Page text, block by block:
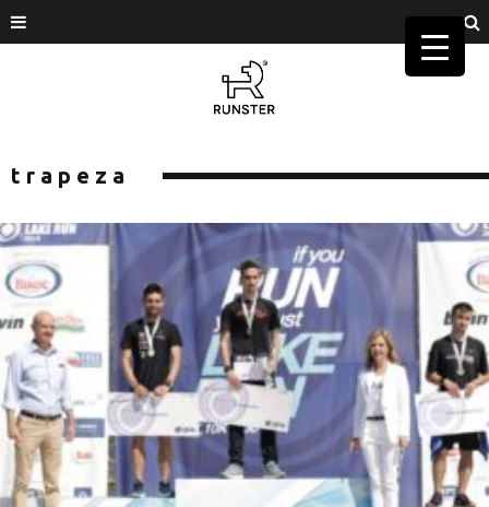
trapeza